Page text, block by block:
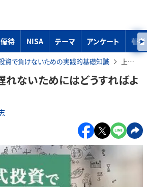
優待 NISA テーマ アンケート 著者
資で負けないための実践的基礎知識 上昇相場に乗り遅れないためにはどうすればよいか？
れないためにはどうすればよ